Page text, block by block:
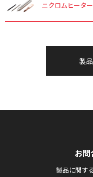
ニクロムヒータ
製
お
製品に関す